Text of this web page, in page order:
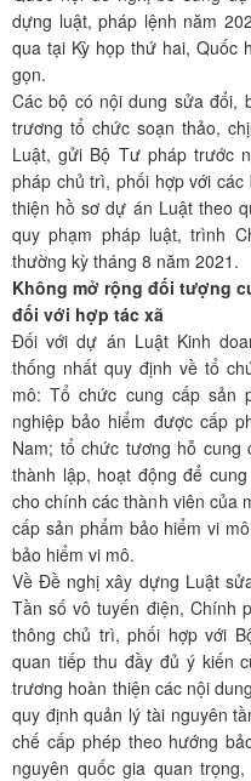
dựng luật, pháp lệnh năm
qua tại Kỳ họp thứ hai, Quốc
gọn.
Các bộ có nội dung sửa đổi,
trương tổ chức soạn thảo,
Luật, gửi Bộ Tư pháp trước
pháp chủ trì, phối hợp với
thiện hồ sơ dự án Luật theo
quy phạm pháp luật, trình
thường kỳ tháng 8 năm 2021.
Không mở rộng đối tượng
đối với hợp tác xã
Đối với dự án Luật Kinh
thống nhất quy định về tổ
mô: Tổ chức cung cấp sản
nghiệp bảo hiểm được cấp
Nam; tổ chức tương hỗ
thành lập, hoạt động để
cho chính các thành viên của
cấp sản phẩm bảo hiểm vi
bảo hiểm vi mô.
Về Đề nghị xây dựng Luật
Tần số vô tuyến điện, Chính
thông chủ trì, phối hợp với
quan tiếp thu đầy đủ ý kiến
trương hoàn thiện các nội
quy định quản lý tài nguyên
chế cấp phép theo hướng
nguyên quốc gia quan